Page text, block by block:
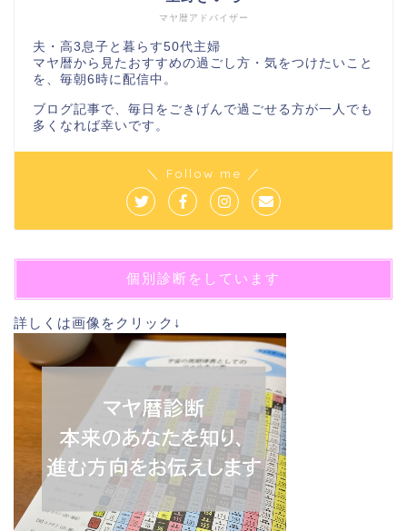
マヤ暦アドバイザー
夫・高3息子と暮らす50代主婦
マヤ暦から見たおすすめの過ごし方・気をつけたいこと
を、毎朝6時に配信中。
ブログ記事で、毎日をごきげんで過ごせる方が一人でも
多くなれば幸いです。
＼ Follow me ／
個別診断をしています
詳しくは画像をクリック↓